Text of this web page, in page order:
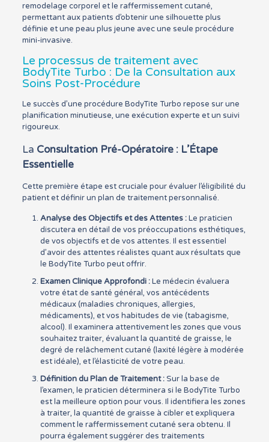
remodelage corporel et le raffermissement cutané,
permettant aux patients d’obtenir une silhouette plus
définie et une peau plus jeune avec une seule procédure
mini-invasive.
Le processus de traitement avec
BodyTite Turbo : De la Consultation aux
Soins Post-Procédure
Le succès d’une procédure BodyTite Turbo repose sur une
planification minutieuse, une exécution experte et un suivi
rigoureux.
La Consultation Pré-Opératoire : L’Étape
Essentielle
Cette première étape est cruciale pour évaluer l’éligibilité du
patient et définir un plan de traitement personnalisé.
Analyse des Objectifs et des Attentes :Le praticien
discutera en détail de vos préoccupations esthétiques,
de vos objectifs et de vos attentes. Il est essentiel
d’avoir des attentes réalistes quant aux résultats que
le BodyTite Turbo peut offrir.
Examen Clinique Approfondi :Le médecin évaluera
votre état de santé général, vos antécédents
médicaux (maladies chroniques, allergies,
médicaments), et vos habitudes de vie (tabagisme,
alcool). Il examinera attentivement les zones que vous
souhaitez traiter, évaluant la quantité de graisse, le
degré de relâchement cutané (laxité légère à modérée
est idéale), et l’élasticité de votre peau.
Définition du Plan de Traitement :Sur la base de
l’examen, le praticien déterminera si le BodyTite Turbo
est la meilleure option pour vous. Il identifiera les zones
à traiter, la quantité de graisse à cibler et expliquera
comment le raffermissement cutané sera obtenu. Il
pourra également suggérer des traitements